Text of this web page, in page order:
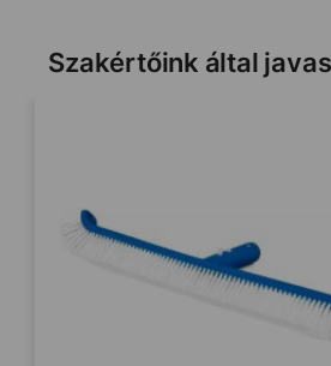
Szakértőink által